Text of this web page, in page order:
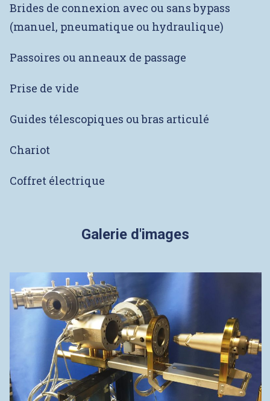
Brides de connexion avec ou sans bypass
(manuel, pneumatique ou hydraulique)
Passoires ou anneaux de passage
Prise de vide
Guides télescopiques ou bras articulé
Chariot
Coffret électrique
Galerie d'images